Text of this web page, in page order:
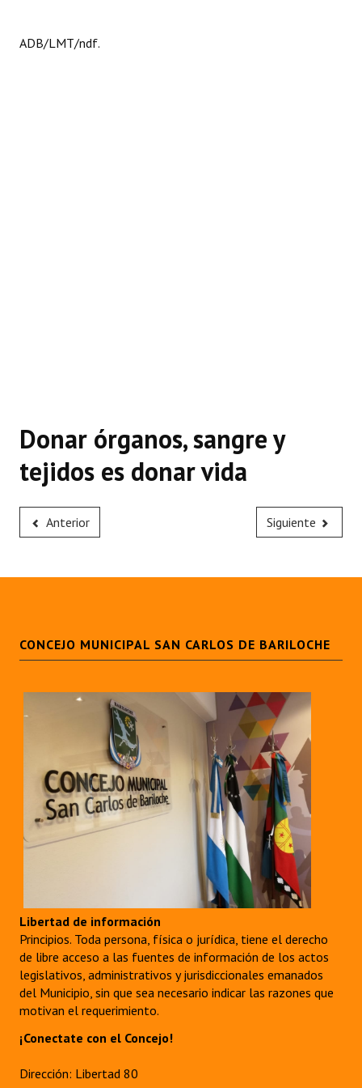
ADB/LMT/ndf.
Donar órganos, sangre y
tejidos es donar vida
Anterior Siguiente
CONCEJO MUNICIPAL SAN CARLOS DE BARILOCHE
Libertad de información
Principios. Toda persona, física o jurídica, tiene el derecho
de libre acceso a las fuentes de información de los actos
legislativos, administrativos y jurisdiccionales emanados
del Municipio, sin que sea necesario indicar las razones que
motivan el requerimiento.
¡Conectate con el Concejo!
Dirección: Libertad 80